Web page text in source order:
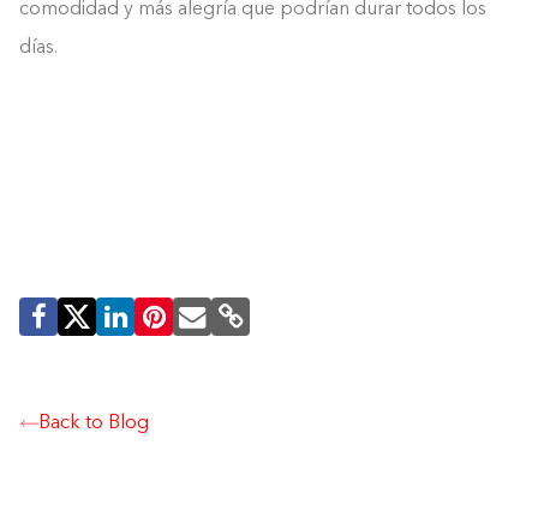
comodidad y más alegría que podrían durar todos los
días.
Back to Blog